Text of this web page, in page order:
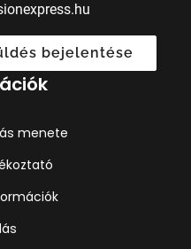
bejelentése
menete